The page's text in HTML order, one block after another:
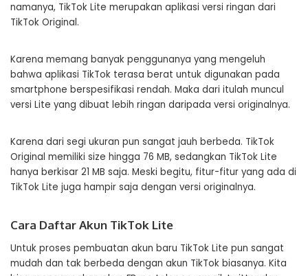
namanya, TikTok Lite merupakan aplikasi versi ringan dari
TikTok Original.
Karena memang banyak penggunanya yang mengeluh
bahwa aplikasi TikTok terasa berat untuk digunakan pada
smartphone berspesifikasi rendah. Maka dari itulah muncul
versi Lite yang dibuat lebih ringan daripada versi originalnya.
Karena dari segi ukuran pun sangat jauh berbeda. TikTok
Original memiliki size hingga 76 MB, sedangkan TikTok Lite
hanya berkisar 21 MB saja. Meski begitu, fitur-fitur yang ada di
TikTok Lite juga hampir saja dengan versi originalnya.
Cara Daftar Akun TikTok Lite
Untuk proses pembuatan akun baru TikTok Lite pun sangat
mudah dan tak berbeda dengan akun TikTok biasanya. Kita